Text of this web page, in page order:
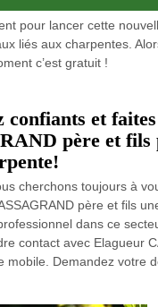
pour lancer cette
liés aux charpentes.
c’est gratuit !
confiants et
père et
cherchons toujours à
père et fils
dans ce
contact avec Elagueur
mobile. Demandez votre